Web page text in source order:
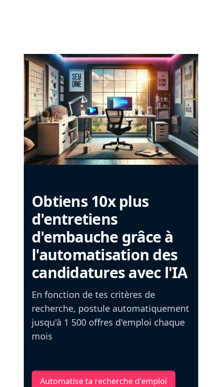
Obtiens 10x plus
d'entretiens
d'embauche grâce à
l'automatisation des
candidatures avec l'IA
En fonction de tes critères de
recherche, postule automatiquement
jusqu'à 1 500 offres d'emploi chaque
mois
Automatise ta recherche d'emploi